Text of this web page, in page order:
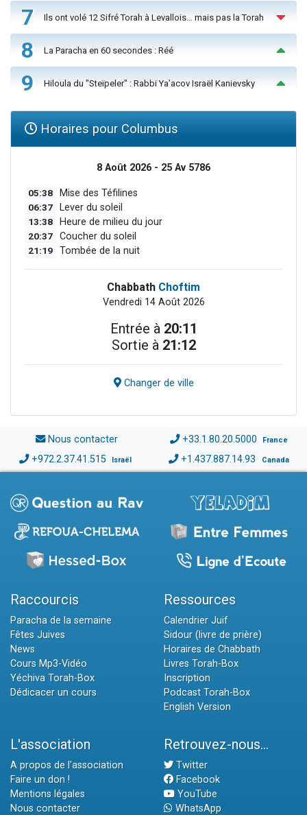
7 Ils ont volé 12 Sifré Torah à Levallois… mais pas la Torah
8 La Paracha en 60 secondes : Réé
9 Hiloula du "Steïpeler" : Rabbi Ya’acov Israël Kanievsky
Horaires pour Columbus
8 Août 2026 - 25 Av 5786
05:38 Mise des Téfilines
06:37 Lever du soleil
13:38 Heure de milieu du jour
20:37 Coucher du soleil
21:19 Tombée de la nuit
Chabbath Choftim
Vendredi 14 Août 2026
Entrée à 20:11
Sortie à 21:12
Changer de ville
Nous contacter +33.1.80.20.5000 France
+972.2.37.41.515 Israël +1.437.887.14.93 Canada
Raccourcis
Paracha de la semaine
Fêtes Juives
News
Cours Mp3-Vidéo
Yéchiva Torah-Box
Dédicacer un cours
Ressources
Calendrier Juif
Sidour (livre de prière)
Horaires de Chabbath
Livres Torah-Box
Inscription
Podcast Torah-Box
English Version
L'association
A propos de l'association
Faire un don !
Mentions légales
Nous contacter
Retrouvez-nous...
Twitter
Facebook
YouTube
WhatsApp